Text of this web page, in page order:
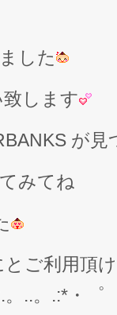
した
します
が
みてね
ご利用頂
。..。.:*・